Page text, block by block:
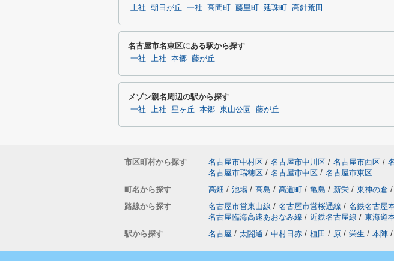
上社 朝日が丘 一社 高間町 藤里町 延珠町 高針荒田
名古屋市名東区にある駅から探す
一社 上社 本郷 藤が丘
メゾン親名周辺の駅から探す
一社 上社 星ヶ丘 本郷 東山公園 藤が丘
市区町村から探す 名古屋市中村区 / 名古屋市中川区 / 名古屋市西区 /
名古屋市瑞穂区 / 名古屋市中区 / 名古屋市東区
町名から探す
高畑 / 池場 / 高島 / 高道町 / 亀島 / 新栄 / 東神の倉 /
路線から探す
名古屋市営東山線 / 名古屋市営桜通線 / 名鉄名古屋
名古屋臨海高速あおなみ線 / 近鉄名古屋線 / 東海道
駅から探す
名古屋 / 太閤通 / 中村日赤 / 植田 / 原 / 栄生 / 本陣 /